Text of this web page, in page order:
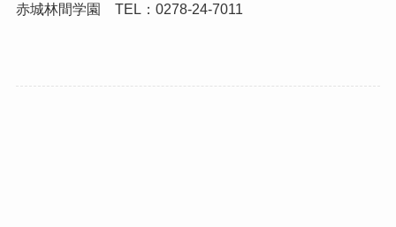
赤城林間学園 TEL：0278-24-7011